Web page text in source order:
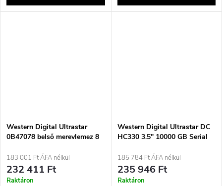
Western Digital Ultrastar
0B47078 belső merevlemez 8
3,5&quot; SATA
183 001 Ft ÁFA nélkül
232 411 Ft
Raktáron
Western Digital Ultrastar DC
HC330 3.5" 10000 GB Serial
185 784 Ft ÁFA nélkül
235 946 Ft
Raktáron